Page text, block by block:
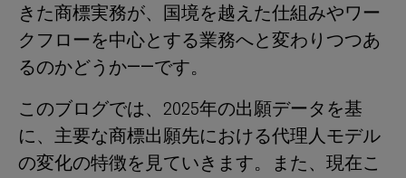
きた商標実務が、国境を越えた仕組みやワー
クフローを中心とする業務へと変わりつつあ
るのかどうか――です。
このブログでは、2025年の出願データを基
に、主要な商標出願先における代理人モデル
の変化の特徴を見ていきます。また、現在こ